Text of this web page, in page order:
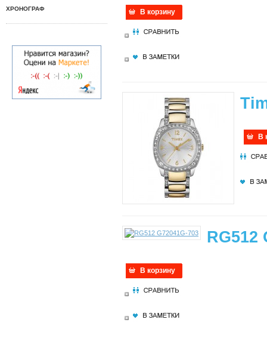
ХРОНОГРАФ В корзину
В
RG512
В корзину